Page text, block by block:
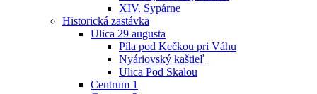
XIV. Sypárne
Historická zastávka
Ulica 29 augusta
Píla pod Kečkou pri Váhu
Nyáriovský kaštieľ
Ulica Pod Skalou
Centrum 1